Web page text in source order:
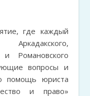
и Романовского
вопросы и
помощь юриста
и право»